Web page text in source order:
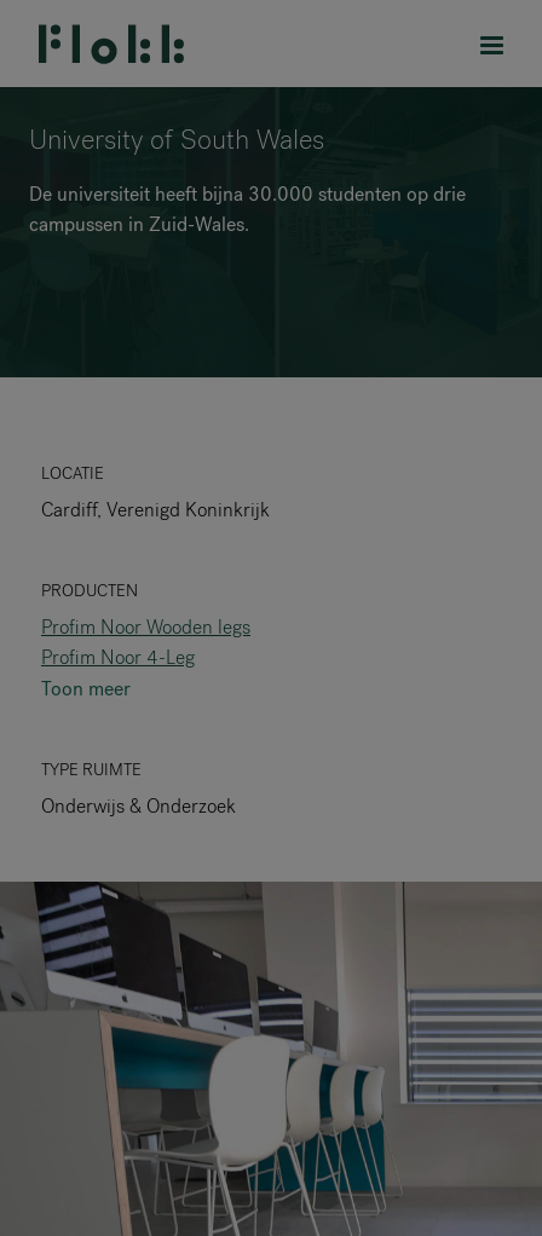
PRODUCTEN
SHOP
Downloads
University of South Wales
De universiteit heeft bijna 30.000 studenten op drie
campussen in Zuid-Wales.
LOCATIE
Cardiff, Verenigd Koninkrijk
PRODUCTEN
Profim Noor Wooden legs
Profim Noor 4-Leg
Toon meer
TYPE RUIMTE
Onderwijs & Onderzoek